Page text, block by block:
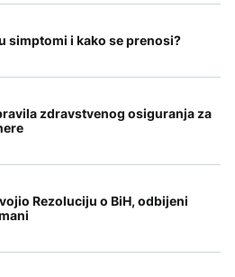
simptomi i kako se prenosi?
zdravstvenog osiguranja za
Rezoluciju o BiH, odbijeni